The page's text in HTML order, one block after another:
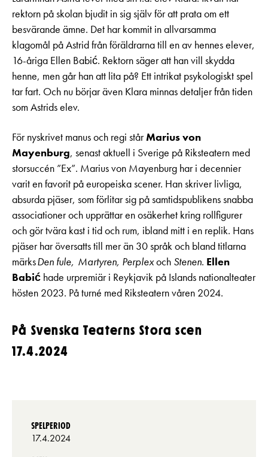
rektorn på skolan bjudit in sig själv för att prata om ett
besvärande ämne. Det har kommit in allvarsamma
klagomål på Astrid från föräldrarna till en av hennes elever,
16-åriga Ellen Babić. Rektorn säger att han vill skydda
henne, men går han att lita på? Ett intrikat psykologiskt spel
tar fart. Och nu börjar även Klara minnas detaljer från tiden
som Astrids elev.
För nyskrivet manus och regi stårMarius von
Mayenburg, senast aktuell i Sverige på Riksteatern med
storsuccén ”Ex”. Marius von Mayenburg har i decennier
varit en favorit på europeiska scener. Han skriver livliga,
absurda pjäser, som förlitar sig på samtidspublikens snabba
associationer och upprättar en osäkerhet kring rollfigurer
och gör tvära kast i tid och rum, ibland mitt i en replik. Hans
pjäser har översatts till mer än 30 språk och bland titlarna
märksDen fule, Martyren, Perplexoch Stenen. Ellen
Babić hade urpremiär i Reykjavik på Islands nationalteater
hösten 2023. På turné med Riksteatern våren 2024.
På Svenska Teaterns Stora scen
17.4.2024
SPELPERIOD
17.4.2024